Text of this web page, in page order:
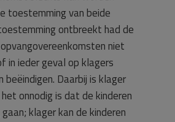
toestemming van beide
ontbreekt had de
niet
in ieder geval op klagers
Daarbij is klager
onnodig is dat de kinderen
klager kan de kinderen